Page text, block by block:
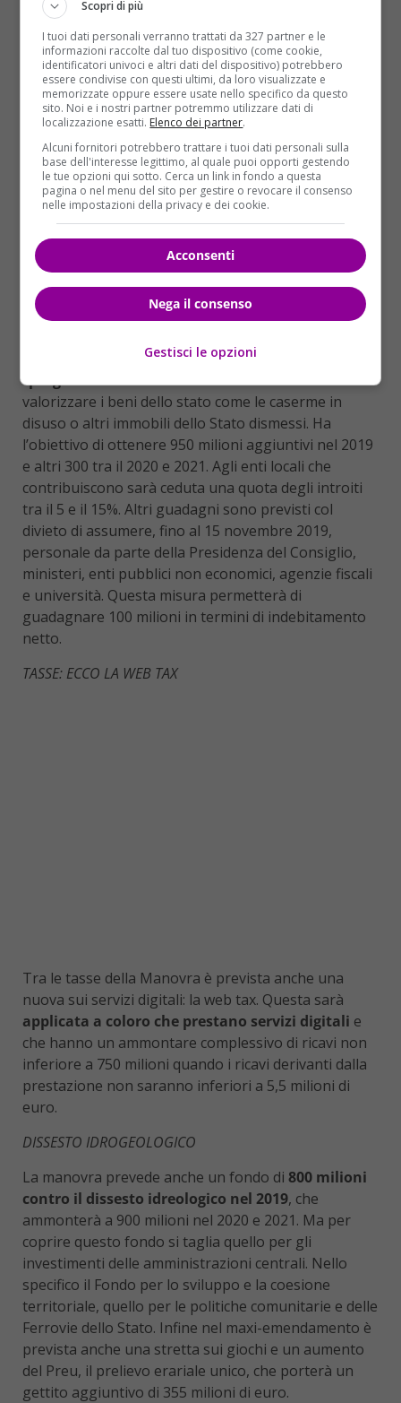
Tra i provvedimenti figura ancheil taglio sulle
pensioni d’oro, valido dal 2019 per i prossimi
cinque anni e organizzato su 5 fasce. La prima
prevede untaglio del 15%l’anno (5 mila euro al
mese) per i redditi che vanno dai 100 mila ai 130 mila
euro lordi, e così via si procederà a scaglioni fino ad
arrivare al 40% per le pensioni superiori ai 500 mila
euro. In questo modo ci sarà untaglio del 25%
quelle comprese tra 130 mila e 200 mila, del 30% tra
200 mila e 350 mila e, infine, del 35% tra 350 e 500
mila euro. Sono escluse dal taglio le pensioni di
invalidità.
VENDITA IMMOBILI
aprile 2019 dovrà essere varatoil nuovo
“programma di dismissioni immobiliari”che vuole
valorizzare i beni dello stato come le caserme in
disuso o altri immobili dello Stato dismessi. Ha
l’obiettivo di ottenere 950 milioni aggiuntivi nel 2019
e altri 300 tra il 2020 e 2021. Agli enti locali che
contribuiscono sarà ceduta una quota degli introiti
tra il 5 e il 15%. Altri guadagni sono previsti col
divieto di assumere, fino al 15 novembre 2019,
personale da parte della Presidenza del Consiglio,
ministeri, enti pubblici non economici, agenzie fiscali
e università. Questa misura permetterà di
guadagnare 100 milioni in termini di indebitamento
netto.
TASSE: ECCO LA WEB TAX
Tra le tasse della Manovra è prevista anche una
nuova sui servizi digitali: la web tax. Questa sarà
applicata a coloro che prestano servizi digitali e
che hanno un ammontare complessivo di ricavi non
inferiore a 750 milioni quando i ricavi derivanti dalla
prestazione non saranno inferiori a 5,5 milioni di
euro.
DISSESTO IDROGEOLOGICO
La manovra prevede anche un fondo di 800 milioni
contro il dissesto idreologico nel 2019, che
ammonterà a 900 milioni nel 2020 e 2021. Ma per
coprire questo fondo si taglia quello per gli
investimenti delle amministrazioni centrali. Nello
specifico il Fondo per lo sviluppo e la coesione
territoriale, quello per le politiche comunitarie e delle
Ferrovie dello Stato. Infine nel maxi-emendamento è
prevista anche una stretta sui giochi e un aumento
del Preu, il prelievo erariale unico, che porterà un
gettito aggiuntivo di 355 milioni di euro.
Scopri di più
I tuoi dati personali verranno trattati da 327 partner e le
informazioni raccolte dal tuo dispositivo (come cookie,
identificatori univoci e altri dati del dispositivo) potrebbero
essere condivise con questi ultimi, da loro visualizzate e
memorizzate oppure essere usate nello specifico da questo
sito. Noi e i nostri partner potremmo utilizzare dati di
localizzazione esatti. Elenco dei partner.
Alcuni fornitori potrebbero trattare i tuoi dati personali sulla
base dell'interesse legittimo, al quale puoi opporti gestendo
le tue opzioni qui sotto. Cerca un link in fondo a questa
pagina o nel menu del sito per gestire o revocare il consenso
nelle impostazioni della privacy e dei cookie.
Acconsenti
Nega il consenso
Gestisci le opzioni